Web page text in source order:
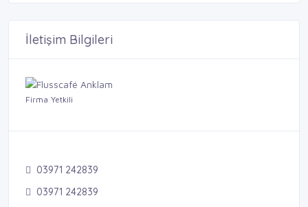
İletişim Bilgileri
Firma Yetkili
03971 242839
03971 242839